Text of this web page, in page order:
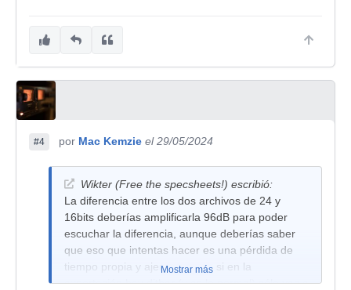
#4 por Mac Kemzie el 29/05/2024
Wikter (Free the specsheets!) escribió:
La diferencia entre los dos archivos de 24 y
16bits deberías amplificarla 96dB para poder
escuchar la diferencia, aunque deberías saber
que eso que intentas hacer es una pérdida de
tiempo propia y ajena, porque si en la
exportación hay dither (y es lo normal) sólo vas a
Mostrar más